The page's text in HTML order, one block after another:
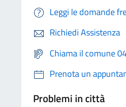
Leggi le domande
Richiedi Assistenza
Chiama il comune
Prenota un
Problemi in città